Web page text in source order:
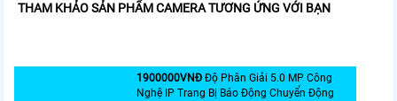
THAM KHẢO SẢN PHẨM CAMERA TƯƠNG ỨNG VỚI BẠN
1900000VNÐ Độ Phân Giải 5.0 MP Công
Nghệ IP Trang Bị Báo Động Chuyển Động